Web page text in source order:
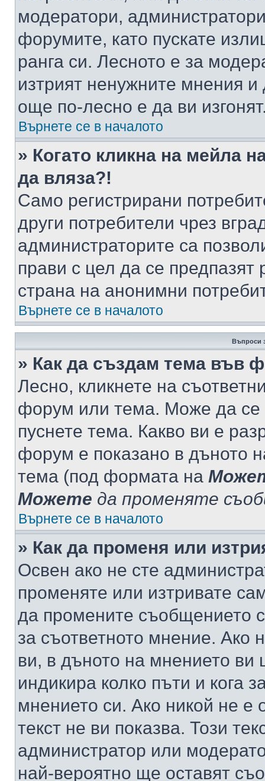
модератори,
форумите, като пускате
ранга си. Лесното е за
изтрият ненужните мнения
още по-лесно е да ви
Върнете се в началото
» Когато кликна на мейла
да вляза?!
Само регистрирани
други потребители чрез
администраторите са
прави с цел да се предпазят
страна на анонимни
Върнете се в началото
Въпроси
» Как да създам тема във
Лесно, кликнете на
форум или тема. Може да се
пуснете тема. Какво ви е
форум е показано в дъното
тема (под формата на
Можете да променяте
Върнете се в началото
» Как да променя или
Освен ако не сте
променяте или изтривате
да промените съобщението
за съответното мнение. Ако
ви, в дъното на мнението ви
индикира колко пъти и кога
мнението си. Ако никой не е
текст не ви показва. Този
администратор или
най-вероятно ще оставят